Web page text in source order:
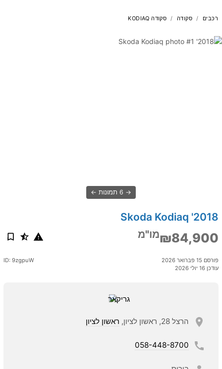
רכבים סקודה סקודה KODIAQ
6 תמונות
2018' Skoda Kodiaq
₪84,900מו"מ
פורסם 15 פברואר 2026
עודכן 16 יולי 2026
ID: 9zgpuW
הרצל 28, ראשון לציון, ראשון לציון
058-448-8700